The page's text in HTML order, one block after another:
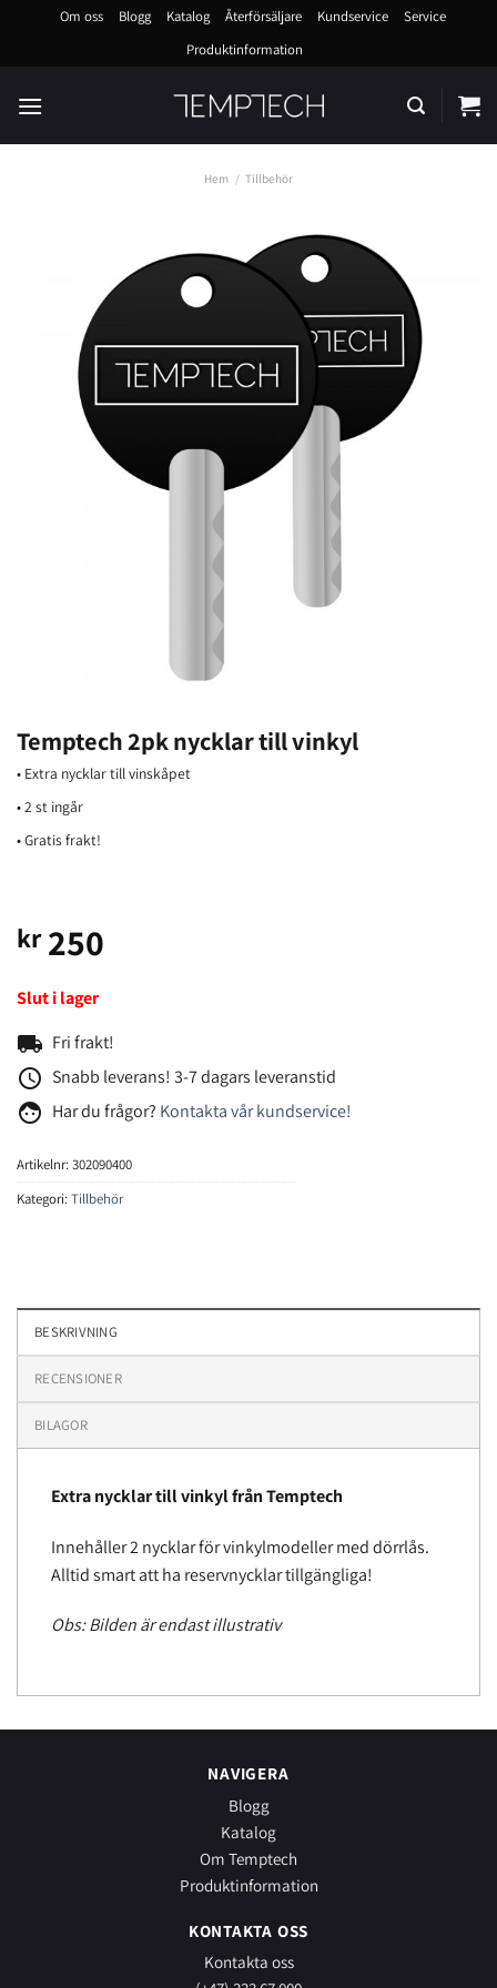
Om oss Blogg Katalog Återförsäljare Kundservice
Service
Produktinformation
Hem / Tillbehör
Temptech 2pk nycklar till vinkyl
• Extra nycklar till vinskåpet
• 2 st ingår
• Gratis frakt!
kr250
Slut i lager
local_shipping Fri frakt!
access_time Snabb leverans! 3-7 dagars leveranstid
face Har du frågor? Kontakta vår kundservice!
Artikelnr:302090400
Kategori:Tillbehör
BESKRIVNING
RECENSIONER
BILAGOR
Extra nycklar till vinkyl från Temptech
Innehåller 2 nycklar för vinkylmodeller med dörrlås.
Alltid smart att ha reservnycklar tillgängliga!
Obs: Bilden är endast illustrativ
NAVIGERA
Blogg
Katalog
Om Temptech
Produktinformation
KONTAKTA OSS
Kontakta oss